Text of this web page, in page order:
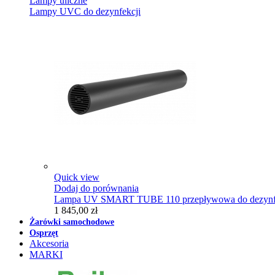
Lampy UVC do dezynfekcji
Quick view
Dodaj do porównania
Lampa UV SMART TUBE 110 przepływowa do
1 845,00 zł
Żarówki samochodowe
Osprzęt
Akcesoria
MARKI